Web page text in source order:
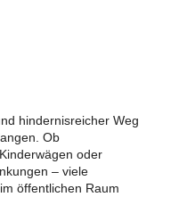
hindernisreicher Weg
Ob
oder
– viele
öffentlichen Raum